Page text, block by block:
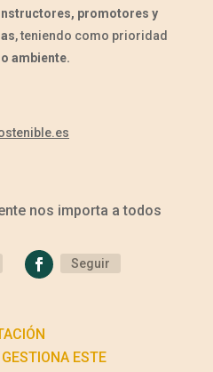
promotores y
, teniendo como prioridad
ambiente.
nos importa a todos
Seguir
ESTE